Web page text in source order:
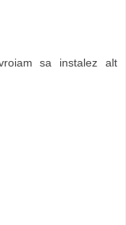
sa instalez alt